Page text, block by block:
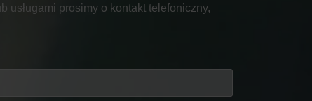
prosimy o kontakt telefoniczny,